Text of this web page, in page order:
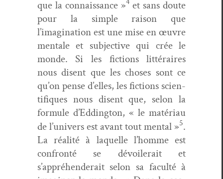
que la con­nais­sance » et sans doute
pour la sim­ple rai­son que
l’imagination est une mise en œuvre
men­tale et sub­jec­tive qui crée le
monde. Si les fic­tions lit­téraires
nous dis­ent que les choses sont ce
qu’on pense d’elles, les fic­tions sci­en­
tifiques nous dis­ent que, selon la
for­mule d’Eddington, « le matéri­au
de l’univers est avant tout men­tal »5.
La réal­ité à laque­lle l’homme est
con­fron­té se dévoil­erait et
s’appréhenderait selon sa fac­ulté à